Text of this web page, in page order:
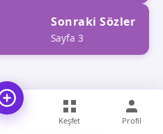
Sonraki Sözler
Sayfa 3
3 5
Keşfet Profil